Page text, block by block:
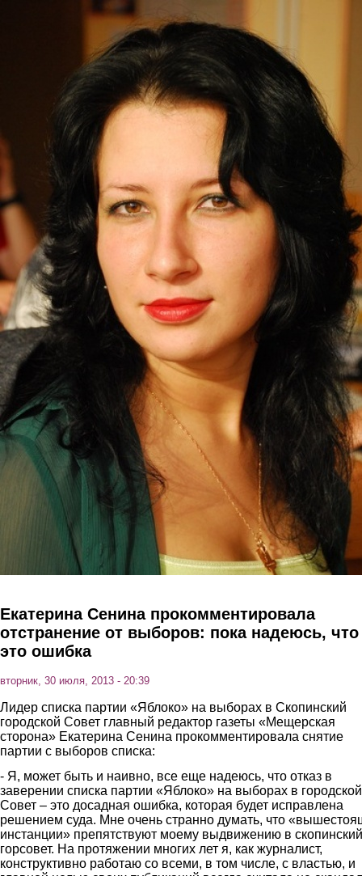
Перейти к основному содержанию
Екатерина Сенина прокомментировала
отстранение от выборов: пока надеюсь, что
это ошибка
вторник, 30 июля, 2013 - 20:39
Лидер списка партии «Яблоко» на выборах в Скопинский
городской Совет главный редактор газеты «Мещерская
сторона» Екатерина Сенина прокомментировала снятие
партии с выборов списка:
- Я, может быть и наивно, все еще надеюсь, что отказ в
заверении списка партии «Яблоко» на выборах в городской
Совет – это досадная ошибка, которая будет исправлена
решением суда. Мне очень странно думать, что
инстанции» препятствуют моему выдвижению в скопинский
горсовет. На протяжении многих лет я, как журналист,
конструктивно работаю со всеми, в том числе, с властью, и